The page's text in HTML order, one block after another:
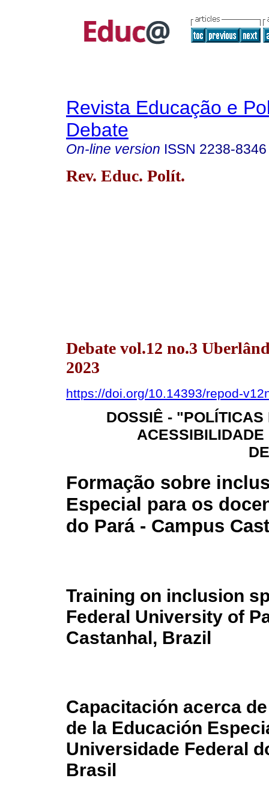
Revista Educação e
Debate
On-line version ISSN 2238-8346
Rev. Educ. Polít.
Debate vol.12 no.3
2023
https://doi.org/10.14393/repod-
DOSSIÊ -
ACESSIBILIDADE
Formação sobre
Especial para os
do Pará - Campus
Training on inclusion
Federal University of
Castanhal, Brazil
Capacitación acerca
de la Educación
Universidade Federal
Brasil